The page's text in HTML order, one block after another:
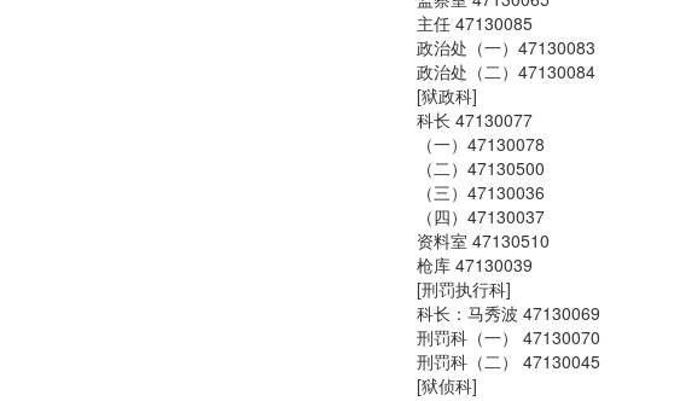
主任 47130085
政治处（一）47130083
政治处（二）47130084
[狱政科]
科长 47130077
（一）47130078
（二）47130500
（三）47130036
（四）47130037
资料室 47130510
枪库 47130039
[刑罚执行科]
科长：马秀波 47130069
刑罚科（一） 47130070
刑罚科（二） 47130045
[狱侦科]